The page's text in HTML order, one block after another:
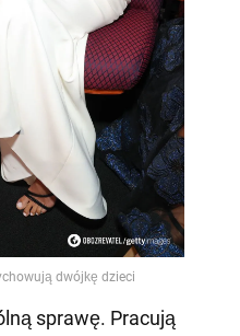
sprawę. Pracują